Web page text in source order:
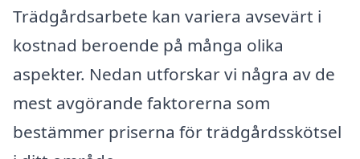
Trädgårdsarbete kan variera avsevärt i
kostnad beroende på många olika
aspekter. Nedan utforskar vi några av de
mest avgörande faktorerna som
bestämmer priserna för trädgårdsskötsel